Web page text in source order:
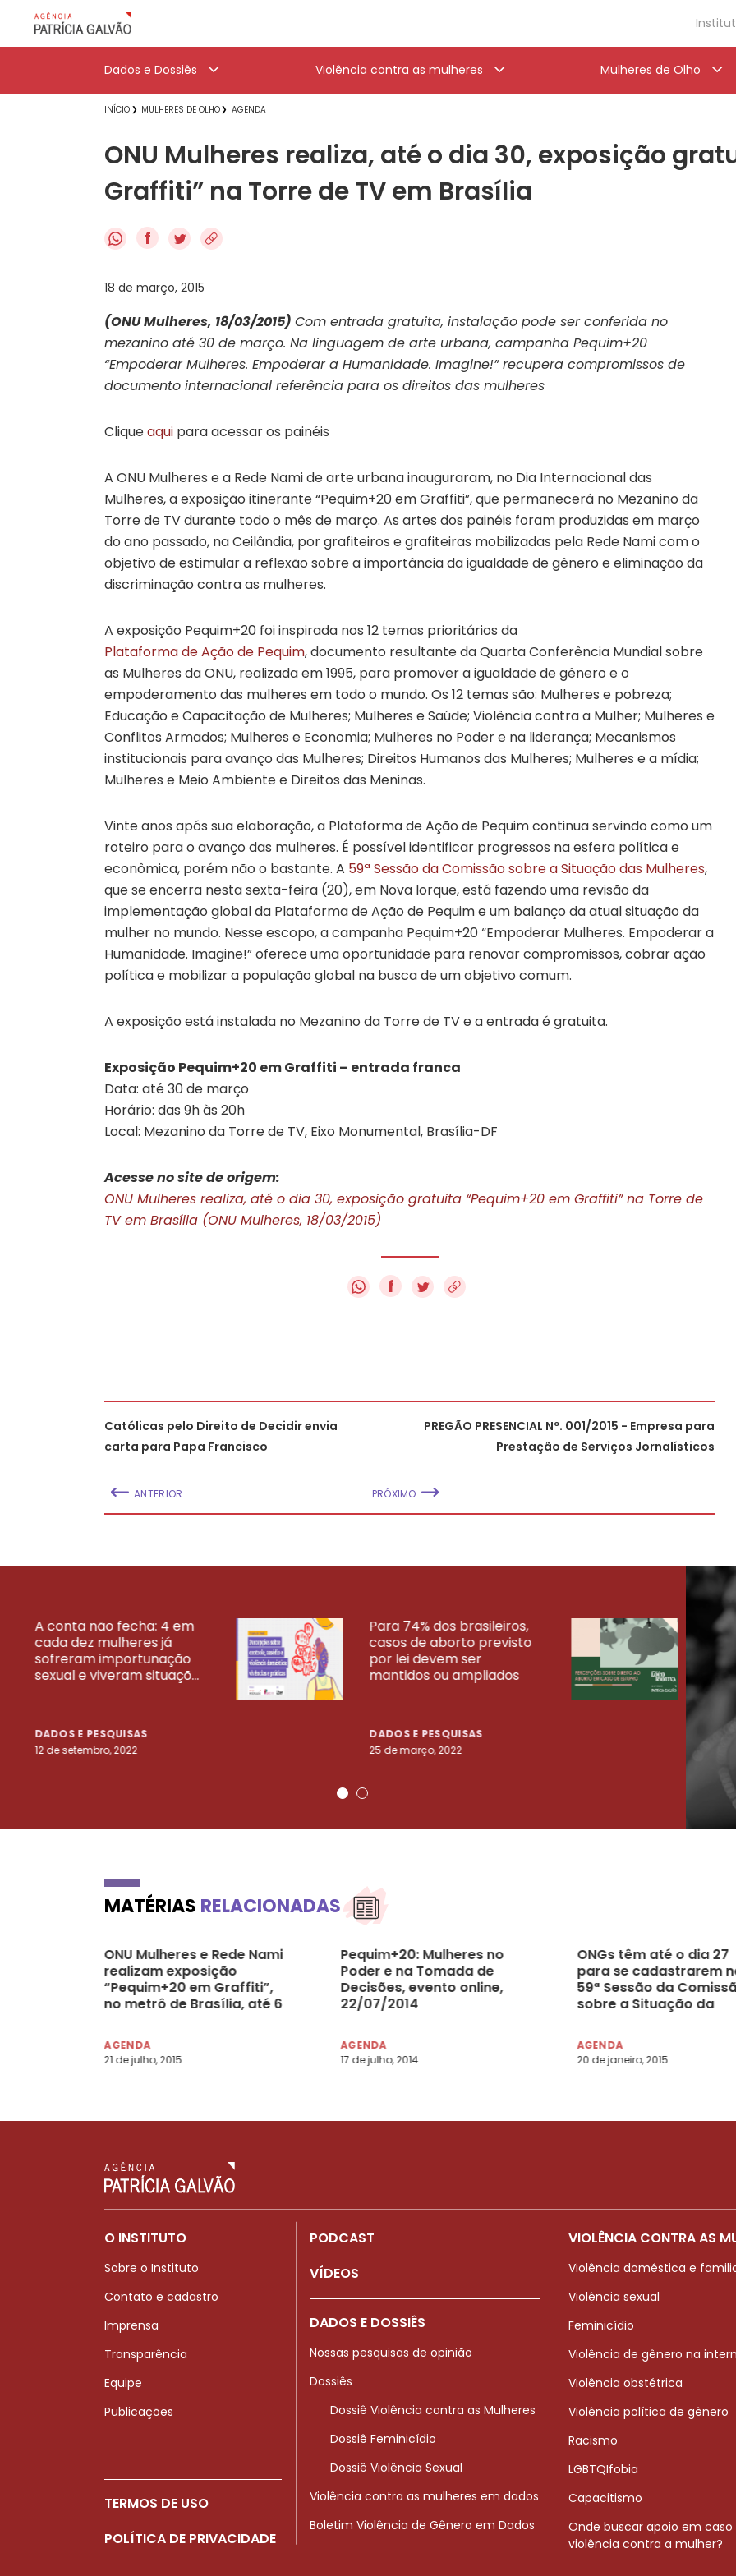
Dados e Dossiês Violência contra as mulheres Mulheres de Olho
INÍCIO MULHERES DE OLHO AGENDA
ONU Mulheres realiza, até o dia 30, exposição
Graffiti” na Torre de TV em Brasília
f
18 de março, 2015
(ONU Mulheres, 18/03/2015) Com entrada gratuita, instalação pode ser conferida no
mezanino até 30 de março. Na linguagem de arte urbana, campanha Pequim+20
“Empoderar Mulheres. Empoderar a Humanidade. Imagine!” recupera compromissos de
documento internacional referência para os direitos das mulheres
Cliqueaqui para acessar os painéis
A ONU Mulheres e a Rede Nami de arte urbana inauguraram, no Dia Internacional das
Mulheres, a exposição itinerante “Pequim+20 em Graffiti”, que permanecerá no Mezanino da
Torre de TV durante todo o mês de março. As artes dos painéis foram produzidas em março
do ano passado, na Ceilândia, por grafiteiros e grafiteiras mobilizadas pela Rede Nami com o
objetivo de estimular a reflexão sobre a importância da igualdade de gênero e eliminação da
discriminação contra as mulheres.
A exposição Pequim+20 foi inspirada nos 12 temas prioritários da
Plataforma de Ação de Pequim, documento resultante da Quarta Conferência Mundial sobre
as Mulheres da ONU, realizada em 1995, para promover a igualdade de gênero e o
empoderamento das mulheres em todo o mundo. Os 12 temas são: Mulheres e pobreza;
Educação e Capacitação de Mulheres; Mulheres e Saúde; Violência contra a Mulher; Mulheres e
Conflitos Armados; Mulheres e Economia; Mulheres no Poder e na liderança; Mecanismos
institucionais para avanço das Mulheres; Direitos Humanos das Mulheres; Mulheres e a mídia;
Mulheres e Meio Ambiente e Direitos das Meninas.
Vinte anos após sua elaboração, a Plataforma de Ação de Pequim continua servindo como um
roteiro para o avanço das mulheres. É possível identificar progressos na esfera política e
econômica, porém não o bastante. A 59ª Sessão da Comissão sobre a Situação das Mulheres,
que se encerra nesta sexta-feira (20), em Nova Iorque, está fazendo uma revisão da
implementação global da Plataforma de Ação de Pequim e um balanço da atual situação da
mulher no mundo. Nesse escopo, a campanha Pequim+20 “Empoderar Mulheres. Empoderar a
Humanidade. Imagine!” oferece uma oportunidade para renovar compromissos, cobrar ação
política e mobilizar a população global na busca de um objetivo comum.
A exposição está instalada no Mezanino da Torre de TV e a entrada é gratuita.
Exposição Pequim+20 em Graffiti – entrada franca
Data: até 30 de março
Horário: das 9h às 20h
Local: Mezanino da Torre de TV, Eixo Monumental, Brasília-DF
Acesse no site de origem:
ONU Mulheres realiza, até o dia 30, exposição gratuita “Pequim+20 em Graffiti” na Torre de
TV em Brasília (ONU Mulheres, 18/03/2015)
f
Católicas pelo Direito de Decidir envia
carta para Papa Francisco
ANTERIOR
PREGÃO PRESENCIAL Nº. 001/2015 - Empresa para
Prestação de Serviços Jornalísticos
PRÓXIMO
A conta não fecha: 4 em
cada dez mulheres já
sofreram importunação
sexual e viveram situaçõ...
DADOS E PESQUISAS
12 de setembro, 2022
Para 74% dos brasileiros,
casos de aborto previsto
por lei devem ser
mantidos ou ampliados
DADOS E PESQUISAS
25 de março, 2022
23
VEJA MAIS PESQUISAS
MATÉRIAS RELACIONADAS
ONU Mulheres e Rede Nami
realizam exposição
“Pequim+20 em Graffiti”,
no metrô de Brasília, até 6
AGENDA
21 de julho, 2015
Pequim+20: Mulheres no
Poder e na Tomada de
Decisões, evento online,
22/07/2014
AGENDA
17 de julho, 2014
ONGs têm até o dia 27
para se cadastrarem
59ª Sessão da
sobre a Situação da
AGENDA
20 de janeiro, 2015
O INSTITUTO
Sobre o Instituto
Contato e cadastro
Imprensa
Transparência
Equipe
Publicações
TERMOS DE USO
POLÍTICA DE PRIVACIDADE
PODCAST
VÍDEOS
DADOS E DOSSIÊS
Nossas pesquisas de opinião
Dossiês
Dossiê Violência contra as Mulheres
Dossiê Feminicídio
Dossiê Violência Sexual
Violência contra as mulheres em dados
Boletim Violência de Gênero em Dados
VIOLÊNCIA CONTRA AS
Violência doméstica e
Violência sexual
Feminicídio
Violência de gênero na
Violência obstétrica
Violência política de gênero
Racismo
LGBTQIfobia
Capacitismo
Onde buscar apoio em caso
violência contra a mulher?